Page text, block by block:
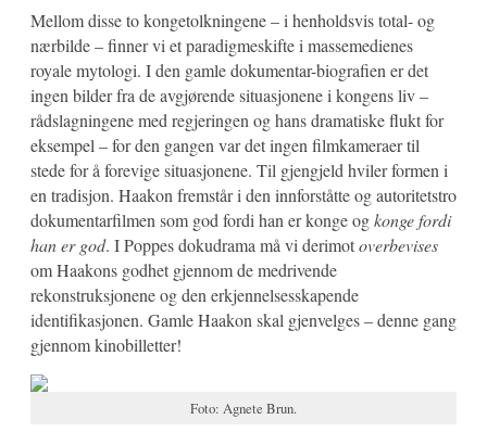
Mellom disse to kongetolkningene – i henholdsvis total- og
nærbilde – finner vi et paradigmeskifte i massemedienes
royale mytologi. I den gamle dokumentar-biografien er det
ingen bilder fra de avgjørende situasjonene i kongens liv –
rådslagningene med regjeringen og hans dramatiske flukt for
eksempel – for den gangen var det ingen filmkameraer til
stede for å forevige situasjonene. Til gjengjeld hviler formen i
en tradisjon. Haakon fremstår i den innforståtte og autoritetstro
dokumentarfilmen som god fordi han er konge ogkonge fordi
han er god. I Poppes dokudrama må vi derimotoverbevises
om Haakons godhet gjennom de medrivende
rekonstruksjonene og den erkjennelsesskapende
identifikasjonen. Gamle Haakon skal gjenvelges – denne gang
gjennom kinobilletter!
Foto: Agnete Brun.